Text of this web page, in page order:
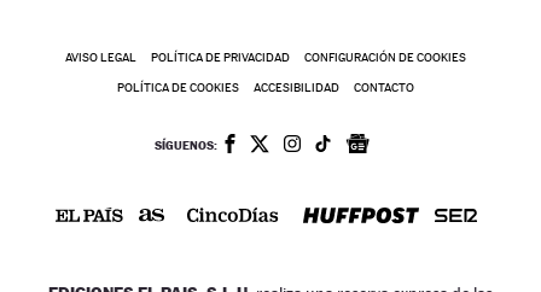
AVISO LEGAL POLÍTICA DE PRIVACIDAD CONFIGURACIÓN DE COOKIES
POLÍTICA DE COOKIES ACCESIBILIDAD CONTACTO
SÍGUENOS: